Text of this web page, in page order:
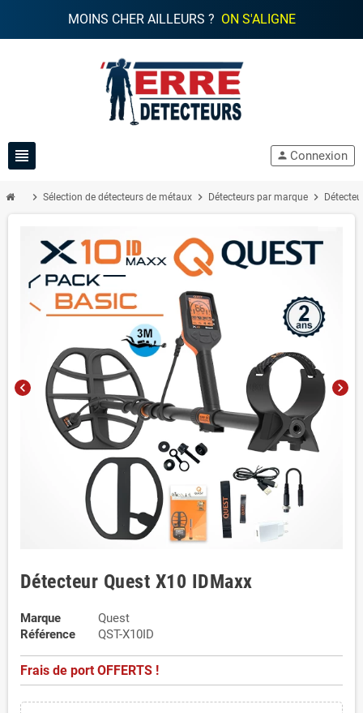
MOINS CHER AILLEURS ? ON S'ALIGNE
view_headline person Connexion
chevron_right Sélection de détecteurs de métaux chevron_right Détecteurs par marque chevron_right
chevron_left chevron_right
Détecteur Quest X10 IDMaxx
Marque
Quest
Référence
QST-X10ID
Frais de port OFFERTS !